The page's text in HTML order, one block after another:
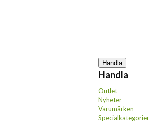
Handla
Handla
Outlet
Nyheter
Varumärken
Specialkategorier